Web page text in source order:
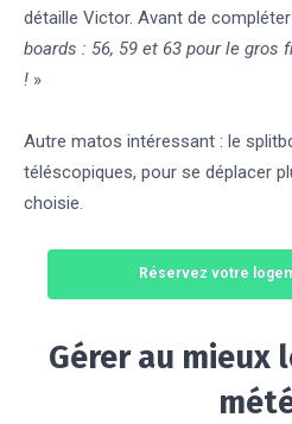
détaille Victor. Avant de compléter
boards : 56, 59 et 63 pour le gros
! »
Autre matos intéressant : le
téléscopiques, pour se déplacer
choisie.
Réservez votre
Gérer au mieux